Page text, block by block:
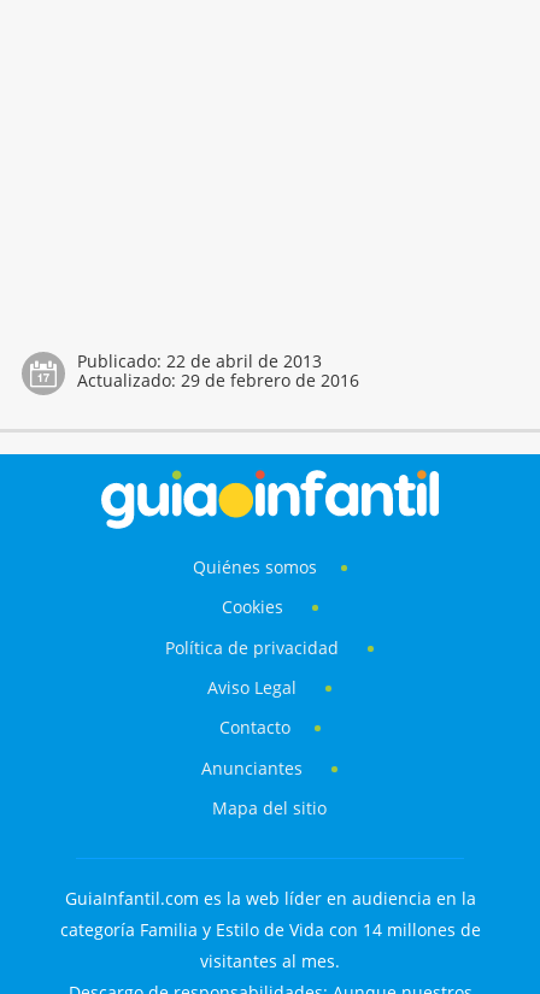
Publicado: 22 de abril de 2013
Actualizado: 29 de febrero de 2016
Quiénes somos
Cookies
Política de privacidad
Aviso Legal
Contacto
Anunciantes
Mapa del sitio
GuiaInfantil.com es la web líder en audiencia en la
categoría Familia y Estilo de Vida con 14 millones de
visitantes al mes.